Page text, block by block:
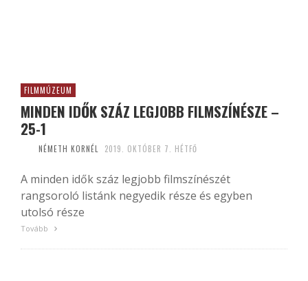
FILMMÚZEUM
MINDEN IDŐK SZÁZ LEGJOBB FILMSZÍNÉSZE –
25-1
NÉMETH KORNÉL 2019. OKTÓBER 7. HÉTFŐ
A minden idők száz legjobb filmszínészét
rangsoroló listánk negyedik része és egyben
utolsó része
Tovább